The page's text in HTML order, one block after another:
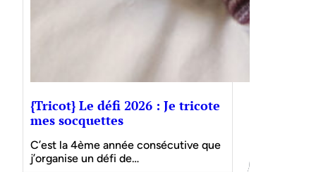
{Tricot} Le défi 2026 : Je tricote
mes socquettes
C’est la 4ème année consécutive que
j’organise un défi de…